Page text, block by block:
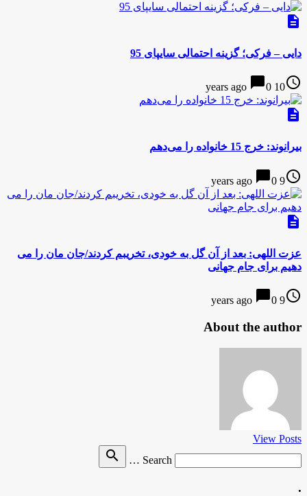
description
دایی – فرکی؛ گزینه احتمالی سایپای 95
access_time
10 years ago
chat_bubble0
description
بیرانوند: خرج 15 خانواده را می‌دهم
access_time
9 years ago
chat_bubble0
description
عزت اللهی: بعد از آن گل به خودی، تخریبم کردند/جان مان را می
دهیم برای جام جهانی
access_time
9 years ago
chat_bubble0
About the author
View Posts
Search …
search
.